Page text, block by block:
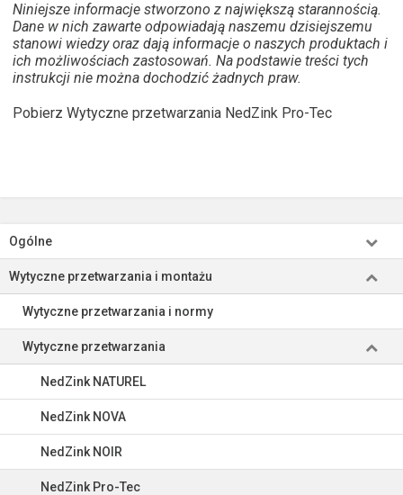
Niniejsze informacje stworzono z największą starannością.
Dane w nich zawarte odpowiadają naszemu dzisiejszemu
stanowi wiedzy oraz dają informacje o naszych produktach i
ich możliwościach zastosowań. Na podstawie treści tych
instrukcji nie można dochodzić żadnych praw.
Pobierz Wytyczne przetwarzania NedZink Pro-Tec
Ogólne
Wytyczne przetwarzania i montażu
Wytyczne przetwarzania i normy
Wytyczne przetwarzania
NedZink NATUREL
NedZink NOVA
NedZink NOIR
NedZink Pro-Tec